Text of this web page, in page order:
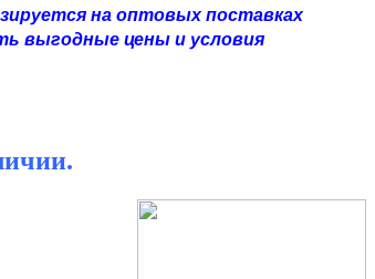
на оптовых поставках
выгодные цены и условия